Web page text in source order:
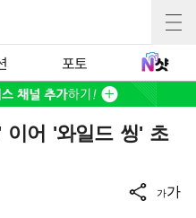
포토
이어 '와일드 씽' 초
가가